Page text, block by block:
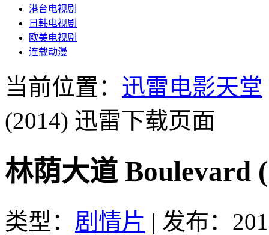
港台电视剧
日韩电视剧
欧美电视剧
连载动漫
当前位置： 迅雷电影天堂
(2014) 迅雷下载页面
林荫大道 Boulevard
类型： 剧情片 | 发布：